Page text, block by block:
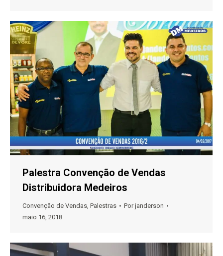
Palestra Convenção de Vendas
Distribuidora Medeiros
Convenção de Vendas, Palestras Porjanderson
maio 16, 2018